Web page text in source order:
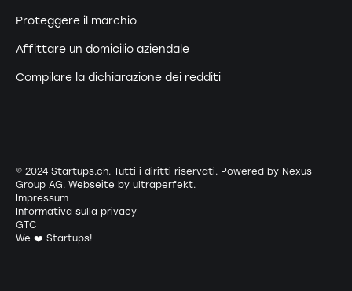
Proteggere il marchio
Affittare un domicilio aziendale
Compilare la dichiarazione dei redditi
© 2024 Startups.ch. Tutti i diritti riservati. Powered by Nexus
Group AG. Webseite by ultraperfekt.
Impressum
Informativa sulla privacy
GTC
We ❤️ Startups!